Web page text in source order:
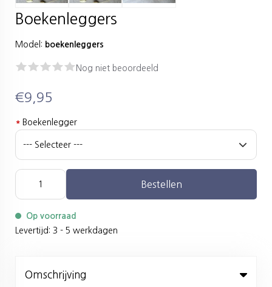
Boekenleggers
Model: boekenleggers
Nog niet beoordeeld
€9,95
* Boekenlegger
Bestellen
Op voorraad
Levertijd: 3 - 5 werkdagen
Omschrijving